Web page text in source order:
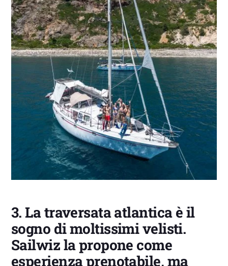
3.La traversata atlantica è il
sogno di moltissimi velisti.
Sailwiz la propone come
esperienza prenotabile, ma